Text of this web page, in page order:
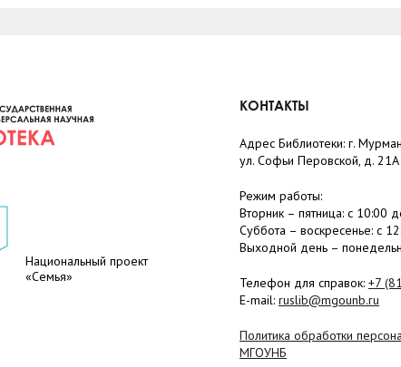
Национальный проект
«Семья»
КОНТАКТЫ
Адрес Библиотеки: г.
ул. Софьи Перовской, д. 21А
Режим работы:
Вторник – пятница: с 10:00
Суббота – воскресенье: c
Выходной день –
Телефон для справок: +7
E-mail: ruslib@mgounb.ru
Политика обработки
МГОУНБ